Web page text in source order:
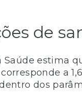
de
estima
a
dos